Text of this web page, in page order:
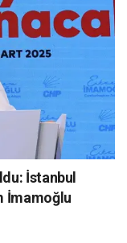
İstanbul
İmamoğlu